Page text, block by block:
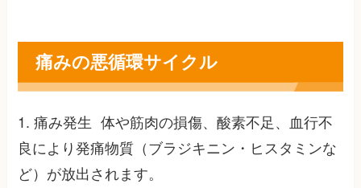
痛みの悪循環サイクル
1. 痛み発生 体や筋肉の損傷、酸素不足、血行不
良により発痛物質（ブラジキニン・ヒスタミンな
ど）が放出されます。